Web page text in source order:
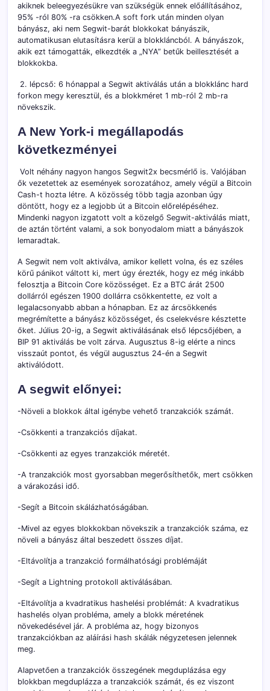
akiknek beleegyezésükre van szükségük ennek előállításához,
95% -ról 80% -ra csökken.A soft fork után minden olyan
bányász, aki nem Segwit-barát blokkokat bányászik,
automatikusan elutasításra kerül a blokkláncból. A bányászok,
akik ezt támogatták, elkezdték a „NYA” betűk beillesztését a
blokkokba.
2. lépcső: 6 hónappal a Segwit aktiválás után a blokklánc hard
forkon megy keresztül, és a blokkméret 1 mb-ról 2 mb-ra
növekszik.
A New York-i megállapodás
következményei
Volt néhány nagyon hangos Segwit2x becsmérlő is. Valójában
ők vezetettek az események sorozatához, amely végül a Bitcoin
Cash-t hozta létre. A közösség több tagja azonban úgy
döntött, hogy ez a legjobb út a Bitcoin előrelépéséhez.
Mindenki nagyon izgatott volt a közelgő Segwit-aktiválás miatt,
de aztán történt valami, a sok bonyodalom miatt a bányászok
lemaradtak.
A Segwit nem volt aktiválva, amikor kellett volna, és ez széles
körű pánikot váltott ki, mert úgy érezték, hogy ez még inkább
felosztja a Bitcoin Core közösséget. Ez a BTC árát 2500
dollárról egészen 1900 dollárra csökkentette, ez volt a
legalacsonyabb abban a hónapban. Ez az árcsökkenés
megrémítette a bányász ​​közösséget, és cselekvésre késztette
őket. Július 20-ig, a Segwit aktiválásának első lépcsőjében, a
BIP 91 aktiválás be volt zárva. Augusztus 8-ig elérte a nincs
visszaút pontot, és végül augusztus 24-én a Segwit
aktiválódott.
A segwit előnyei:
-Növeli a blokkok által igénybe vehető tranzakciók számát.
-Csökkenti a tranzakciós díjakat.
-Csökkenti az egyes tranzakciók méretét.
-A tranzakciók most gyorsabban megerősíthetők, mert csökken
a várakozási idő.
-Segít a Bitcoin skálázhatóságában.
-Mivel az egyes blokkokban növekszik a tranzakciók száma, ez
növeli a bányász által beszedett összes díjat.
-Eltávolítja a tranzakció formálhatósági problémáját
-Segít a Lightning protokoll aktiválásában.
-Eltávolítja a kvadratikus hashelési problémát: A kvadratikus
hashelés olyan probléma, amely a blokk méretének
növekedésével jár. A probléma az, hogy bizonyos
tranzakciókban az aláírási hash skálák négyzetesen jelennek
meg.
Alapvetően a tranzakciók összegének megduplázása egy
blokkban megduplázza a tranzakciók számát, és ez viszont